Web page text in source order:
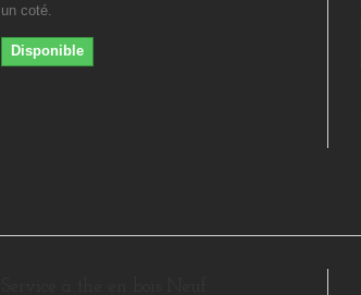
un coté.
Disponible